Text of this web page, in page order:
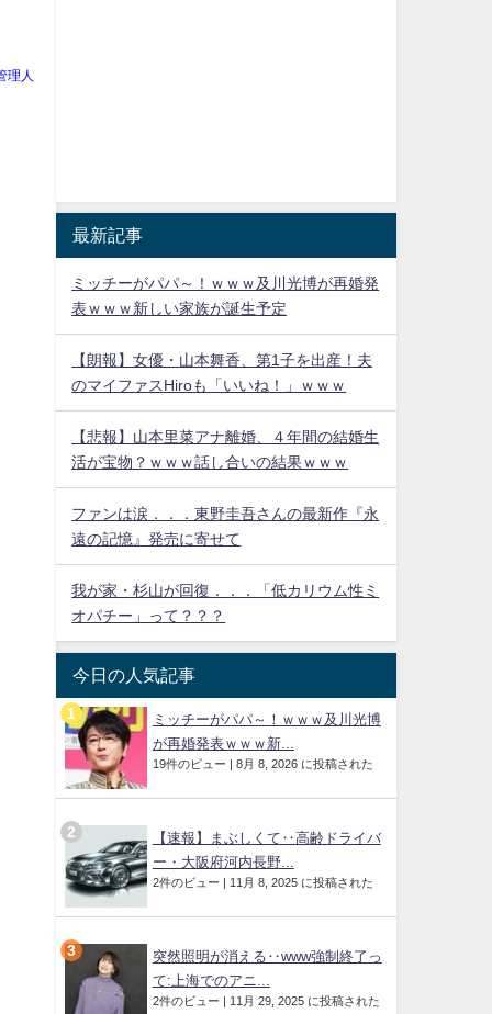
理人
最新記事
ミッチーがパパ～！ｗｗｗ及川光博が再婚発
表ｗｗｗ新しい家族が誕生予定
【朗報】女優・山本舞香、第1子を出産！夫
のマイファスHiroも「いいね！」ｗｗｗ
【悲報】山本里菜アナ離婚、４年間の結婚生
活が宝物？ｗｗｗ話し合いの結果ｗｗｗ
ファンは涙．．．東野圭吾さんの最新作『永
遠の記憶』発売に寄せて
我が家・杉山が回復．．．「低カリウム性ミ
オパチー」って？？？
今日の人気記事
ミッチーがパパ～！ｗｗｗ及川光博
が再婚発表ｗｗｗ新...
19件のビュー | 8月 8, 2026 に投稿された
【速報】まぶしくて‥高齢ドライバ
ー・大阪府河内長野...
2件のビュー | 11月 8, 2025 に投稿された
突然照明が消える‥www強制終了っ
て:上海でのアニ...
2件のビュー | 11月 29, 2025 に投稿された